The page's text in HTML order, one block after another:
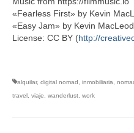
«Fearless First» by Kevin
«Easy Jam» by Kevin
License: CC BY (http://
alquilar, digital nomad inmobiliaria
travel viaje wanderlust work